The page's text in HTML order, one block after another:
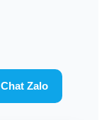
Chat Zalo